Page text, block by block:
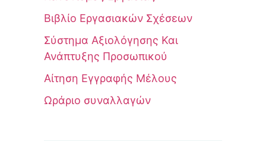
Βιβλίο Εργασιακών Σχέσεων
Σύστημα Αξιολόγησης Και
Ανάπτυξης Προσωπικού
Αίτηση Εγγραφής Μέλους
Ωράριο συναλλαγών